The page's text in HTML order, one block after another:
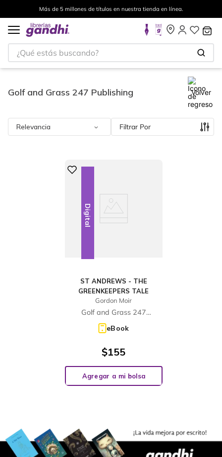
Más de 5 millones de títulos en nuestra tienda en línea.
¿Qué estás buscando?
Golf and Grass 247 Publishing Volver
Relevancia Filtrar
Digital
ST ANDREWS - THE
GREENKEEPERS TALE
Gordon Moir
Golf and Grass 247
Publishing
eBook
$155
Agregar a mi bolsa